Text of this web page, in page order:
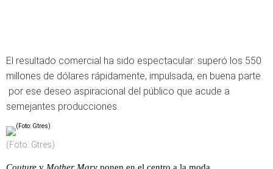
El resultado comercial ha sido espectacular: superó los 550
millones de dólares rápidamente, impulsada, en buena parte
por ese deseo aspiracional del público que acude a
semejantes producciones.
(Foto: Gtres)